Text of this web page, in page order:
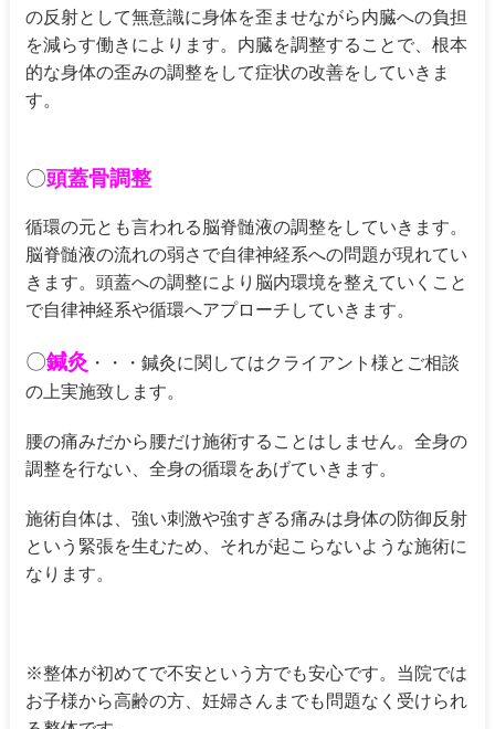
の反射として無意識に身体を歪ませながら内臓への負担
を減らす働きによります。内臓を調整することで、根本
的な身体の歪みの調整をして症状の改善をしていきま
す。
〇頭蓋骨調整
循環の元とも言われる脳脊髄液の調整をしていきます。
脳脊髄液の流れの弱さで自律神経系への問題が現れてい
きます。頭蓋への調整により脳内環境を整えていくこと
で自律神経系や循環へアプローチしていきます。
〇鍼灸 ・・・鍼灸に関してはクライアント様とご相談
の上実施致します。
腰の痛みだから腰だけ施術することはしません。全身の
調整を行ない、全身の循環をあげていきます。
施術自体は、強い刺激や強すぎる痛みは身体の防御反射
という緊張を生むため、それが起こらないような施術に
なります。
※整体が初めてで不安という方でも安心です。当院では
お子様から高齢の方、妊婦さんまでも問題なく受けられ